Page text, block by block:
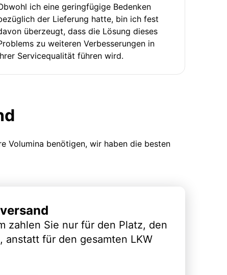
ich eine geringfügige Bedenken
der Lieferung hatte, bin ich fest
überzeugt, dass die Lösung dieses
zu weiteren Verbesserungen in
Servicequalität führen wird.
Volumina benötigen, wir haben die besten
zahlen Sie nur für den Platz, den
anstatt für den gesamten LKW